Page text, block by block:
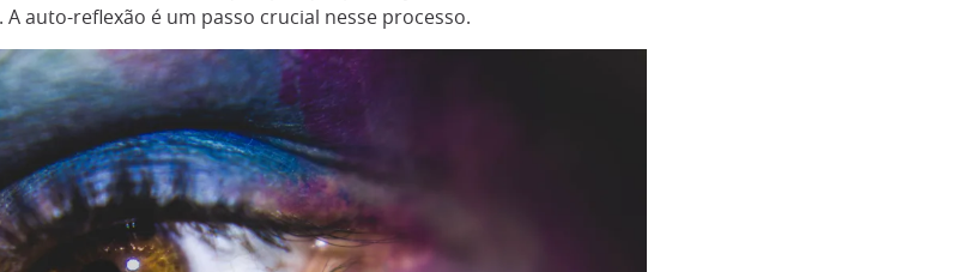
auto-reflexão é um passo crucial nesse processo.